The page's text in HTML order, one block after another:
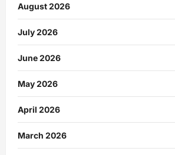
August 2026
July 2026
June 2026
May 2026
April 2026
March 2026